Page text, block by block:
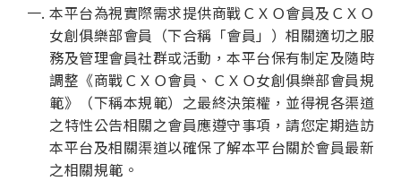
本平台為視實際需求提供商戰ＣＸＯ會員及ＣＸＯ
女創俱樂部會員（下合稱「會員」）相關適切之服
務及管理會員社群或活動，本平台保有制定及隨時
調整《商戰ＣＸＯ會員、ＣＸＯ女創俱樂部會員規
範》（下稱本規範）之最終決策權，並得視各渠道
之特性公告相關之會員應遵守事項，請您定期造訪
本平台及相關渠道以確保了解本平台關於會員最新
之相關規範。